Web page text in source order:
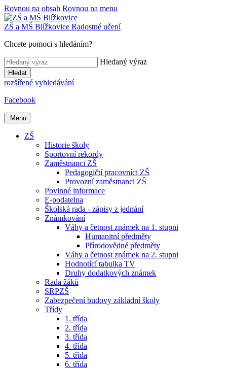
Rovnou na obsah Rovnou na menu
ZŠ a MŠ Blížkovice Radostné učení
Chcete pomoci s hledáním?
Hledaný výraz
Hledat
rozšířené vyhledávání
Facebook
Menu
ZŠ
Historie školy
Sportovní rekordy
Zaměstnanci ZŠ
Pedagogičtí pracovníci ZŠ
Provozní zaměstnanci ZŠ
Povinné informace
E-podatelna
Školská rada - zápisy z jednání
Známkování
Váhy a četnost známek na 1. stupni
Humanitní předměty
Přírodovědné předměty
Váhy a četnost známek na 2. stupni
Hodnotící tabulka TV
Druhy dodatkových známek
Rada žáků
SRPZŠ
Zabezpečení budovy základní školy
Třídy
1. třída
2. třída
3. třída
4. třída
5. třída
6. třída